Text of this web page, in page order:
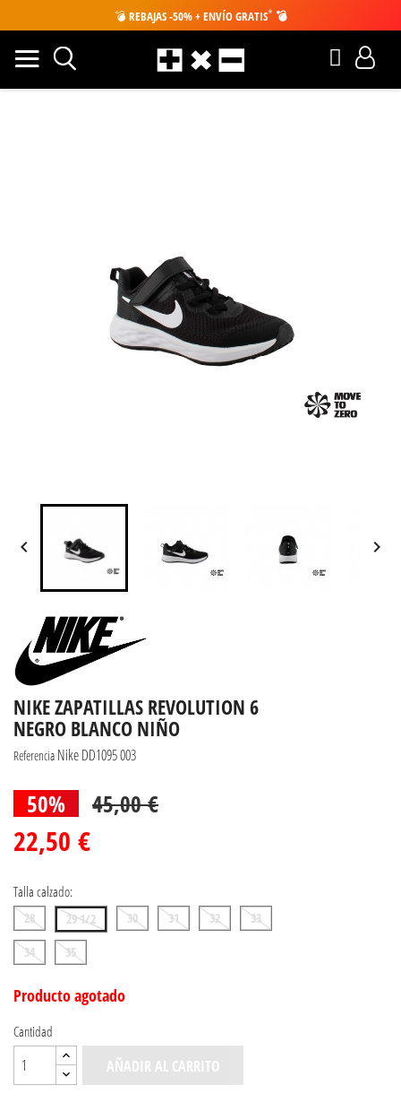
💣 REBAJAS -50% + ENVÍO GRATIS* 💣
 
NIKE ZAPATILLAS REVOLUTION 6
NEGRO BLANCO NIÑO
Referencia Nike DD1095 003
50% 45,00 €
22,50 €
Talla calzado:
28 29 1/2 30 31 32
33
34
35
Producto agotado
Cantidad
AÑADIR AL CARRITO